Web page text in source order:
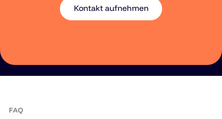
Kontakt aufnehmen
FAQ